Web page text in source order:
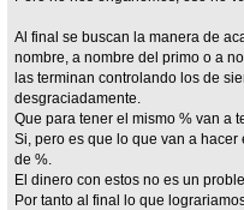
Al final se buscan la manera de
nombre, a nombre del primo o a
las terminan controlando los de
desgraciadamente.
Que para tener el mismo % van a
Si, pero es que lo que van a
de %.
El dinero con estos no es un
Por tanto al final lo que